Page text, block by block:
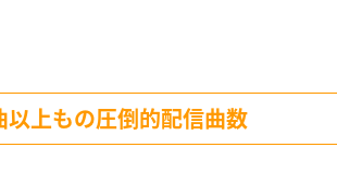
以上もの圧倒的配信曲数